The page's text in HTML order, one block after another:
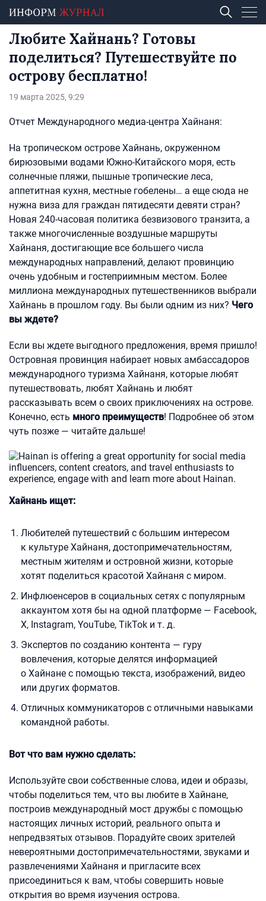
Любите Хайнань? Готовы
поделиться? Путешествуйте по
острову бесплатно!
19 марта 2025, 9:29
Отчет Международного медиа-центра Хайнаня:
На тропическом острове Хайнань, окруженном
бирюзовыми водами Южно-Китайского моря, есть
солнечные пляжи, пышные тропические леса,
аппетитная кухня, местные гобелены… а еще сюда не
нужна виза для граждан пятидесяти девяти стран?
Новая 240-часовая политика безвизового транзита, а
также многочисленные воздушные маршруты
Хайнаня, достигающие все большего числа
международных направлений, делают провинцию
очень удобным и гостеприимным местом. Более
миллиона международных путешественников выбрали
Хайнань в прошлом году. Вы были одним из них? Чего
вы ждете?
Если вы ждете выгодного предложения, время пришло!
Островная провинция набирает новых амбассадоров
международного туризма Хайнаня, которые любят
путешествовать, любят Хайнань и любят
рассказывать всем о своих приключениях на острове.
Конечно, есть много преимуществ! Подробнее об этом
чуть позже — читайте дальше!
Хайнань ищет:
Любителей путешествий с большим интересом
к культуре Хайнаня, достопримечательностям,
местным жителям и островной жизни, которые
хотят поделиться красотой Хайнаня с миром.
Инфлюенсеров в социальных сетях с популярным
аккаунтом хотя бы на одной платформе — Facebook,
X, Instagram, YouTube, TikTok и т. д.
Экспертов по созданию контента — гуру
вовлечения, которые делятся информацией
о Хайнане с помощью текста, изображений, видео
или других форматов.
Отличных коммуникаторов с отличными навыками
командной работы.
Вот что вам нужно сделать:
Используйте свои собственные слова, идеи и образы,
чтобы поделиться тем, что вы любите в Хайнане,
построив международный мост дружбы с помощью
настоящих личных историй, реального опыта и
непредвзятых отзывов. Порадуйте своих зрителей
невероятными достопримечательностями, звуками и
развлечениями Хайнаня и пригласите всех
присоединиться к вам, чтобы совершить новые
открытия во время изучения острова.